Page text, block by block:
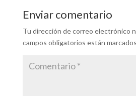
Enviar comentario
Tu dirección de correo electrónico
campos obligatorios están